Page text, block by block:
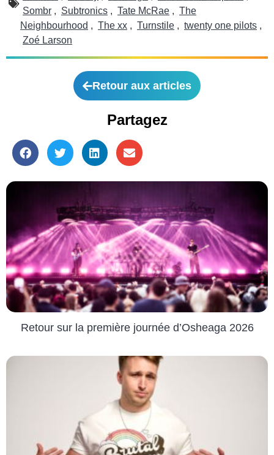
Sombr , Subtronics , Tate McRae , The
Neighbourhood , The xx , Turnstile , twenty one pilots ,
Zoé Larson
Retour aux articles
Partagez
Retour sur la première journée d’Osheaga 2026